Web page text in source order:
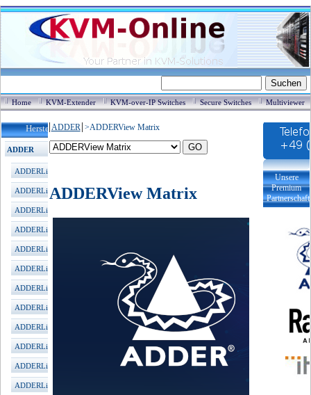
Home KVM-Extender KVM-over-IP Switches Secure Switches Multiviewer
Hersteller / Produkte
ADDER
ADDERLink KVM Extender
ADDERLink XDIP HDMI
ADDERLink XD522 DP(2K)
ADDERLink XD600 DP(4K)
ADDERLink XD C650 DP
ADDERLink INFINITY 100T
ADDERLink INFINITY 101T
ADDERLink INFINITY 102T
ADDERLink INFINITY 1002
ADDERLink INFINITY 1102
ADDERLink INFINITY 1104T
ADDERLink INFINITY 2020
ADDER >ADDERView Matrix
ADDERView Matrix
Unsere
Premium